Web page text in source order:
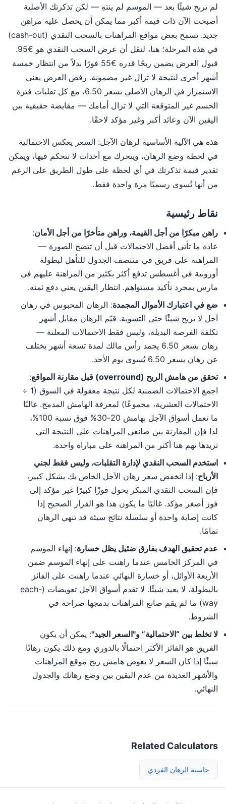
لم تربح شيئًا بعد — الموسم لم ينتهِ — لكن تذكرتك الأصلية
أصبحت الآن ذات قيمة أكبر مما يمكن أن يحصل عليه مراهن
جديد. تسمح بعض مواقع المراهنات بالسحب النقدي (cash-out)
في هذه المرحلة؛ هنا، لنقل أن عرض السحب النقدي هو €95.
قبول العرض يضمن ربحًا قدره €55 فورًا بدلاً من انتظار خمسة
أشهر أخرى لنتيجة لا تزال غير مضمونة. رفض العرض يعني
الاستمرار في الرهان الأصلي بسعر 6.50، مع كل تقلبات فترة
الحسم غير المتوقعة التي لا تزال أمامك — مقايضة حقيقية بين
اليقين الآن وعائد أكبر وغير مؤكد لاحقًا.
هذه هي الآلية الأساسية لرهان الآجل: السعر يعكس الاحتمالية
في لحظة وضع الرهان، ويتحرك مع أحداث لا تتحكم فيها، ويمكن
تقدير قيمة تذكرتك في أي لحظة على طول الطريق على الرغم
من أنها تُسوى رسميًا مرة واحدة فقط.
نقاط رئيسية
راهن مبكرًا من أجل القيمة، وراهن متأخرًا من أجل الأمان:
عادة ما تأتي أفضل الاحتمالات قبل أن تتضح الصورة —
المراهنة على فريق في منتصف الجدول للتأهل لبطولة
أوروبية في أغسطس تدفع أكثر بكثير من المراهنة عليهم في
مارس بمجرد تأكيد مستواهم. انتظار اليقين يعني دفع ثمنه.
ضع في اعتبارك الأموال المجمدة: الرهان المحبوس في رهان
آجل لا يربح شيئًا حتى التسوية. قيّم الرهان مقابل أشهر
تكلفة الفرصة البديلة، وليس فقط الاحتمالات المعلنة —
رهان بسعر 6.50 يجمد رأس مالك لمدة تسعة أشهر يختلف
عن رهان بسعر 6.50 يُسوى يوم الأحد.
تحقق من هامش الربح (overround) قبل مقارنة المواقع
:
اجمع الاحتمالات الضمنية لكل نتيجة معقولة في السوق (1 ÷
الاحتمالات العشرية، مجموعًا) لمعرفة الهامش المدمج. غالبًا
ما تعمل أسواق الآجل بهامش 20-30% فوق نسبة 100%،
لذا فإن المقارنة بين صانعي المراهنات على النتيجة التي
تريدها تهم هنا أكثر من المراهنة على مباراة واحدة.
استخدم السحب النقدي لإدارة التقلبات، وليس فقط لجني
الأرباح: إذا انخفض سعر رهان الآجل الخاص بك بشكل كبير،
فإن السحب النقدي المبكر يحول فوزًا كبيرًا غير مؤكد إلى
فوز أصغر مؤكد. غالبًا ما يكون هذا هو القرار الصحيح إذا
كانت إصابة واحدة أو سلسلة نتائج سيئة قد تنهي الرهان
تمامًا.
عدم تحقيق الهدف بفارق ضئيل يظل خسارة: إنهاء الموسم
في المركز الخامس عندما راهنت على إنهاء الموسم ضمن
الأربعة الأوائل، أو خسارة النهائي عندما راهنت على الفائز
بالبطولة، لا يعيد شيئًا. لا تقدم أسواق الآجل تعويضات (each-
way) ما لم يقم صانع المراهنات بدمجها صراحة في
الشروط.
لا تخلط بين “الاحتمالية” و"السعر الجيد": يمكن أن يكون
الفريق هو الفائز الأكثر احتمالًا بالدوري ومع ذلك يكون رهانًا
سيئًا إذا كان السعر لا يعوض هامش ربح موقع المراهنات
والأشهر العديدة من عدم اليقين بين وضع رهانك والجدول
النهائي.
Related Calculators
حاسبة الرهان الفردي